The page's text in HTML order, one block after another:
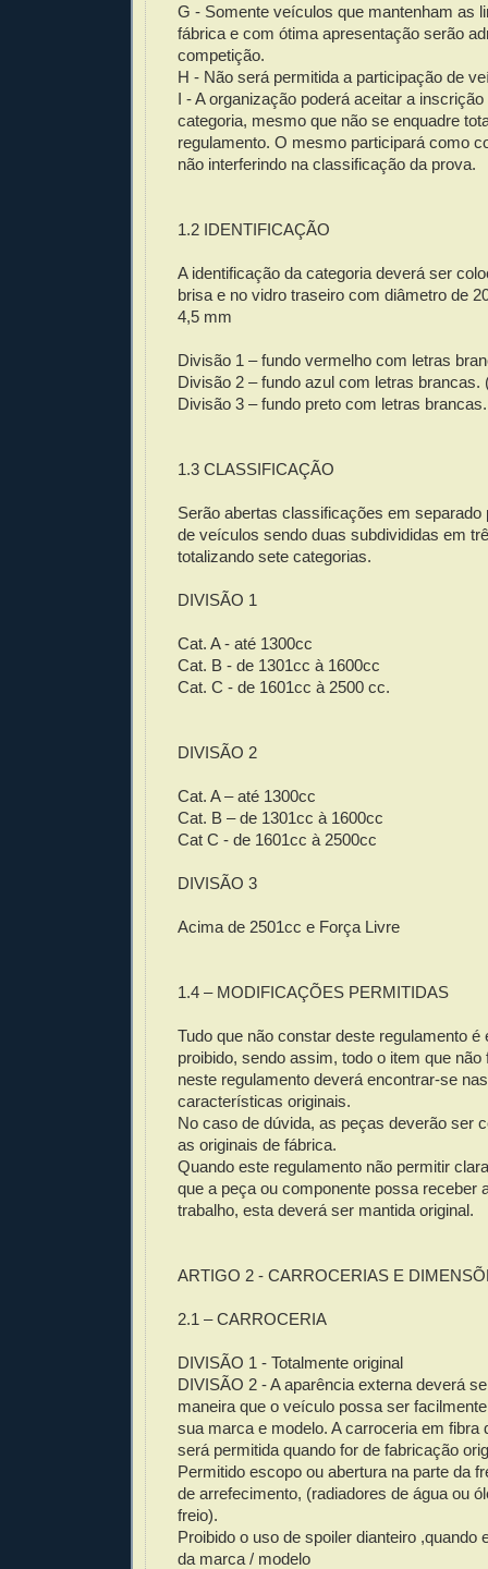
G - Somente veículos que mantenham as
fábrica e com ótima apresentação serão
competição.
H - Não será permitida a participação de
I - A organização poderá aceitar a
categoria, mesmo que não se enquadre
regulamento. O mesmo participará como
não interferindo na classificação da prova.
1.2 IDENTIFICAÇÃO
A identificação da categoria deverá ser
brisa e no vidro traseiro com diâmetro de
4,5 mm
Divisão 1 – fundo vermelho com letras
Divisão 2 – fundo azul com letras brancas.
Divisão 3 – fundo preto com letras
1.3 CLASSIFICAÇÃO
Serão abertas classificações em separado
de veículos sendo duas subdivididas em
totalizando sete categorias.
DIVISÃO 1
Cat. A - até 1300cc
Cat. B - de 1301cc à 1600cc
Cat. C - de 1601cc à 2500 cc.
DIVISÃO 2
Cat. A – até 1300cc
Cat. B – de 1301cc à 1600cc
Cat C - de 1601cc à 2500cc
DIVISÃO 3
Acima de 2501cc e Força Livre
1.4 – MODIFICAÇÕES PERMITIDAS
Tudo que não constar deste regulamento é
proibido, sendo assim, todo o item que não
neste regulamento deverá encontrar-se
características originais.
No caso de dúvida, as peças deverão ser
as originais de fábrica.
Quando este regulamento não permitir
que a peça ou componente possa receber
trabalho, esta deverá ser mantida original.
ARTIGO 2 - CARROCERIAS E
2.1 – CARROCERIA
DIVISÃO 1 - Totalmente original
DIVISÃO 2 - A aparência externa deverá
maneira que o veículo possa ser
sua marca e modelo. A carroceria em fibra
será permitida quando for de fabricação
Permitido escopo ou abertura na parte da
de arrefecimento, (radiadores de água ou
freio).
Proibido o uso de spoiler dianteiro ,quando
da marca / modelo